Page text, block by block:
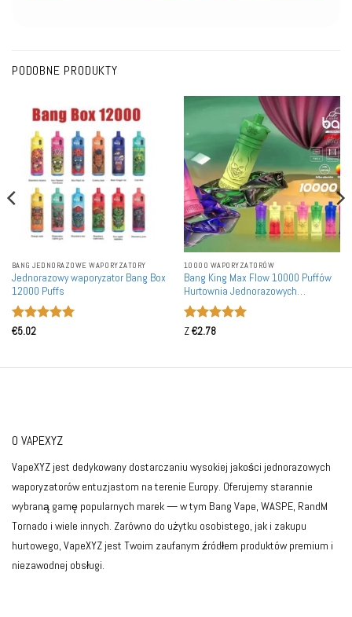
PODOBNE PRODUKTY
BANG JEDNORAZOWE WAPORYZATORY
Jednorazowy waporyzator Bang Box
12000 Puffs
Oceniono
€5.02
10000 WAPORYZATORÓW
Bang King Max Flow 10000 Puffów
Hurtownia Jednorazowych
pojemników
Oceniono
Z€2.78
O VAPEXYZ
VapeXYZ jest dedykowany dostarczaniu wysokiej jakości jednorazowych
waporyzatorów entuzjastom na terenie Europy. Oferujemy starannie
wybraną gamę popularnych marek — w tym Bang Vape, WASPE, RandM
Tornado i wiele innych. Zarówno do użytku osobistego, jak i zakupu
hurtowego, VapeXYZ jest Twoim zaufanym źródłem produktów premium i
niezawodnej obsługi.